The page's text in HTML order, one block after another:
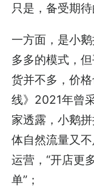
只是，备受期
一方面，是小
多多的模式，
货并不多，价
线》2021年曾
家透露，小鹅
体自然流量又
运营，“开店更
单”；